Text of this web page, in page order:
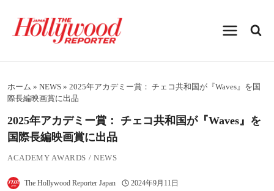
プホーム » NEWS » 2025年アカデミー賞： チェコ共和国が『Waves』を国
際長編映画賞に出品
2025年アカデミー賞： チェコ共和国が『Waves』を
国際長編映画賞に出品
ACADEMY AWARDS /NEWS
The Hollywood Reporter Japan 2024年9月11日